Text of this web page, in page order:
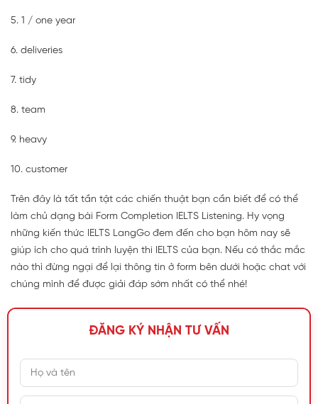
5. 1 / one year
6. deliveries
7. tidy
8. team
9. heavy
10. customer
Trên đây là tất tần tật các chiến thuật bạn cần biết để có thể
làm chủ dạng bài Form Completion IELTS Listening. Hy vọng
những kiến thức IELTS LangGo đem đến cho bạn hôm nay sẽ
giúp ích cho quá trình luyện thi IELTS của bạn. Nếu có thắc mắc
nào thì đừng ngại để lại thông tin ở form bên dưới hoặc chat với
chúng mình để được giải đáp sớm nhất có thể nhé!
ĐĂNG KÝ NHẬN TƯ VẤN